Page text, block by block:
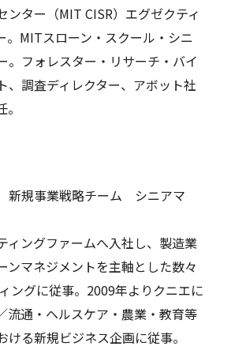
ンター（MIT CISR）エグゼクティ
。MITスローン・スクール・シニ
。フォレスター・リサーチ・バイ
、調査ディレクター、アボット社
新規事業戦略チーム シニアマ
ィングファームへ入社し、製造業
ンマネジメントを主軸とした数々
ングに従事。2009年よりクニエに
流通・ヘルスケア・農業・教育等
ける新規ビジネス企画に従事。